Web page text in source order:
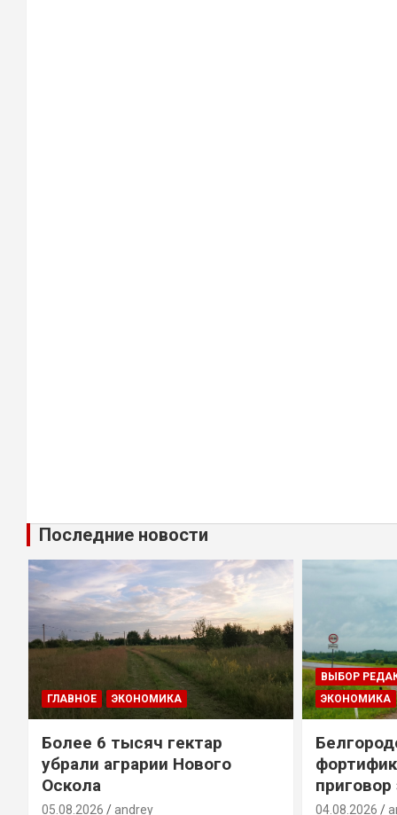
Последние новости
ГЛАВНОЕ ЭКОНОМИКА
Более 6 тысяч гектар
убрали аграрии Нового
Оскола
05.08.2026 andrey
ВЫБОР
ЭКОНОМИКА
04.08.2026